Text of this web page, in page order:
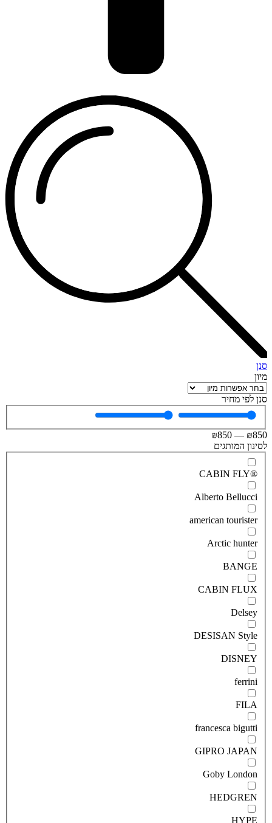
סנן
מיון
סנן לפי מחיר
₪850
—
₪850
לסינון המותגים
®CABIN FLY
Alberto Bellucci
american tourister
Arctic hunter
BANGE
CABIN FLUX
Delsey
DESISAN Style
DISNEY
ferrini
FILA
francesca bigutti
GIPRO JAPAN
Goby London
HEDGREN
HYPE